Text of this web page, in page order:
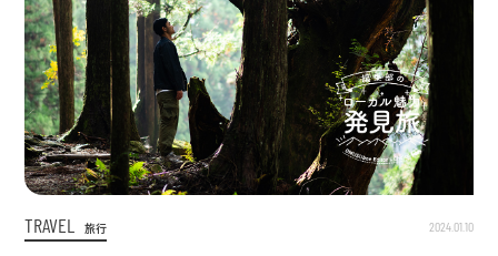
TRAVEL 旅行 2024.01.10